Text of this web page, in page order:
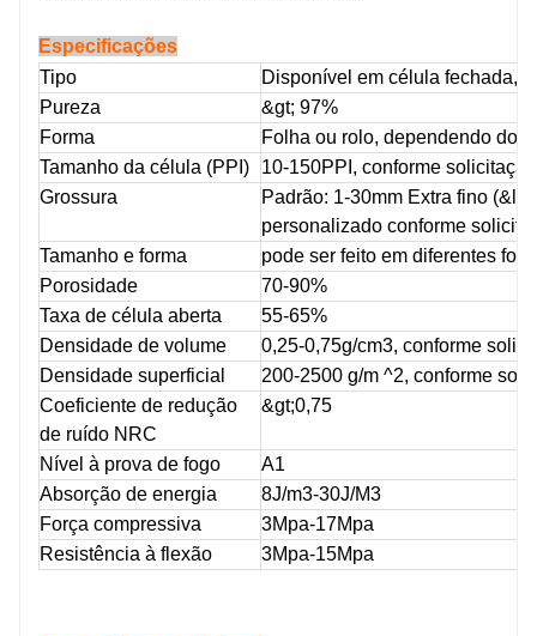
Especificações
Tipo
Disponível em célula fechada,
Pureza
&gt; 97%
Forma
Folha ou rolo, dependendo do
Tamanho da célula (PPI)
10-150PPI, conforme solicitação
Grossura
Padrão: 1-30mm Extra fino
personalizado conforme
Tamanho e forma
pode ser feito em diferentes
Porosidade
70-90%
Taxa de célula aberta
55-65%
Densidade de volume
0,25-0,75g/cm3, conforme
Densidade superficial
200-2500 g/m ^2, conforme
Coeficiente de redução
de ruído NRC
&gt;0,75
Nível à prova de fogo
A1
Absorção de energia
8J/m3-30J/M3
Força compressiva
3Mpa-17Mpa
Resistência à flexão
3Mpa-15Mpa